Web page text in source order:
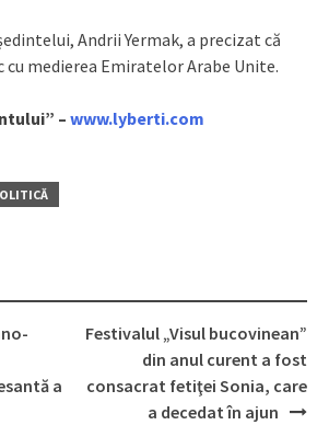
Andrii Yermak, a precizat că
cu medierea Emiratelor Arabe Unite.
– www.lyberti.com
a
Festivalul „Visul bucovinean”
din anul curent a fost
consacrat fetiţei Sonia, care
a decedat în ajun